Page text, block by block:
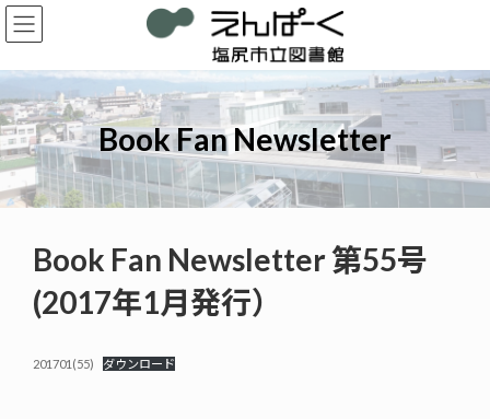
コ
ン
ン
ツ
へ
ス
キ
ッ
プ
ナ
ビ
ー
シ
ョ
ン
に
移
動
Book Fan Newsletter
Book Fan Newsletter 第55号
(2017年1月発行）
201701(55) ダウンロード